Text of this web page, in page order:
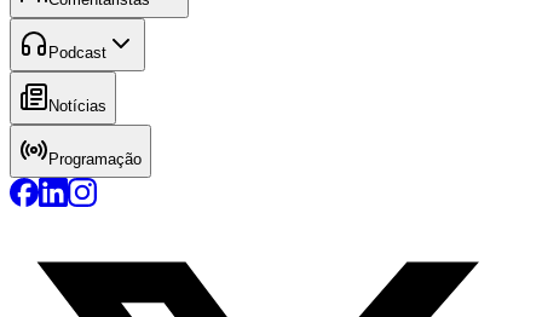
Podcast
Notícias
Programação